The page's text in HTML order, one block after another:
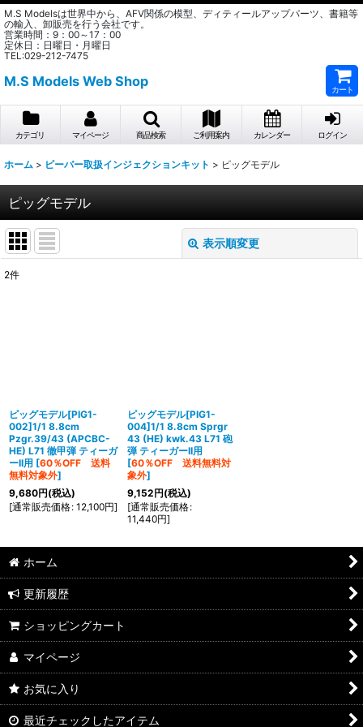
M.S Modelsは世界中から、AFV関係の模型、ディティールアップパーツ、書籍等
の輸入、卸販売を行う会社です。
営業時間：9：00～17：00
定休日：日曜日・月曜日
TEL:029-212-7475
M.S Models Web Shop
カート
カテゴリ マイページ 商品検索 ご利用案内 カレンダー ログイン
ホーム > ビーバー取扱インジェクションキット > ピッグモデル
ピッグモデル
表示順変更
2件
ピッグモデル[PIG1-
002]1/1 8.8cm
Pzgr.39/43 (APCBC-
HE) L71 徹甲弾 ティーガ
ーII用 [60％OFF 送料
無料対象外]
9,680円(税込)
[通常販売価格: 12,100円]
ピッグモデル[PIG1-
004]1/1 8.8cm Sprgr
43 (HE) kwk.43 L71 砲
弾 ティーガーII用
[60％OFF 送料無料対
象外]
9,152円(税込)
[通常販売価格:
11,440円]
ホーム
更新履歴
ショッピングカート
マイページ
お気に入り
最近チェックしたアイテム